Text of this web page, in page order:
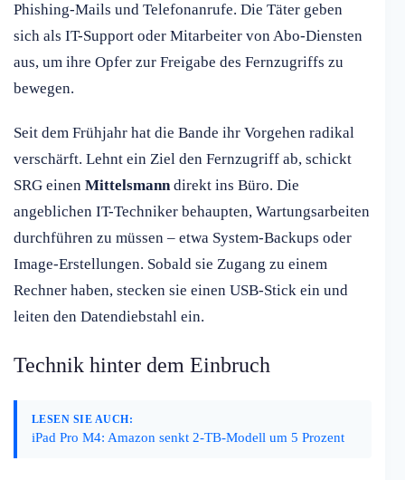
Phishing-Mails und Telefonanrufe. Die Täter geben
sich als IT-Support oder Mitarbeiter von Abo-Diensten
aus, um ihre Opfer zur Freigabe des Fernzugriffs zu
bewegen.
Seit dem Frühjahr hat die Bande ihr Vorgehen radikal
verschärft. Lehnt ein Ziel den Fernzugriff ab, schickt
SRG einen Mittelsmanndirekt ins Büro. Die
angeblichen IT-Techniker behaupten, Wartungsarbeiten
durchführen zu müssen – etwa System-Backups oder
Image-Erstellungen. Sobald sie Zugang zu einem
Rechner haben, stecken sie einen USB-Stick ein und
leiten den Datendiebstahl ein.
Technik hinter dem Einbruch
LESEN SIE AUCH:
iPad Pro M4: Amazon senkt 2-TB-Modell um 5 Prozent